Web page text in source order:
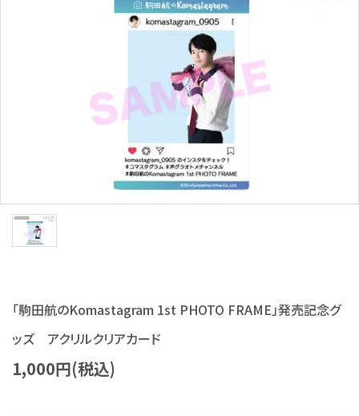
新規会員登録
声優写真集・フォトブック
声優グッズ
アイドル・タレント
ヒーロー文庫
「駒田航のKomastagram 1st PHOTO FRAME」発売記念グ
ッズ アクリルクリアカード
1,000円(税込)